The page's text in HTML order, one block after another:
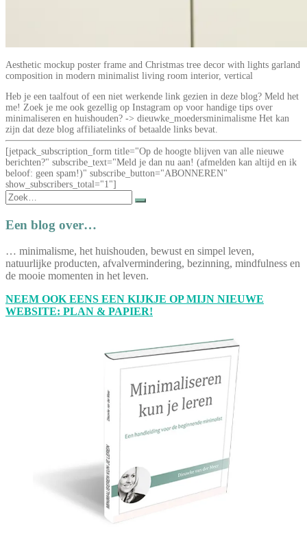
Aesthetic mockup poster frame and Christmas tree decor with lights garland
composition in modern minimalist living room interior, vertical
Heb je een taalfout of een niet werkende link gezien in deze blog? Meld het
me! Zoek je me ook gezellig op Instagram op voor handige tips over
minimaliseren en huishouden? -> dieuwke_moedersminimalisme Het kan
zijn dat deze blog affiliatelinks of betaalde links bevat.
[jetpack_subscription_form title="Op de hoogte blijven van alle nieuwe
berichten?" subscribe_text="Meld je dan nu aan! (afmelden kan altijd en ik
beloof: geen spam!)" subscribe_button="ABONNEREN"
show_subscribers_total="1"]
Zoek
naar:
Een blog over…
… minimalisme, het huishouden, bewust en simpel leven,
natuurlijke producten, afvalvermindering, bezinning, mindfulness en
de mooie momenten in het leven.
NEEM OOK EENS EEN KIJKJE OP MIJN NIEUWE
WEBSITE: PLAN & PAPIER!